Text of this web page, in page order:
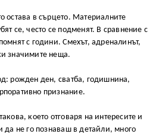
остава в сърцето. Материалните
се, често се подменят. В сравнение с
с години. Смехът, адреналинът,
значимите неща.
рожден ден, сватба, годишнина,
признание.
което отговаря на интересите и
да не го познаваш в детайли, много